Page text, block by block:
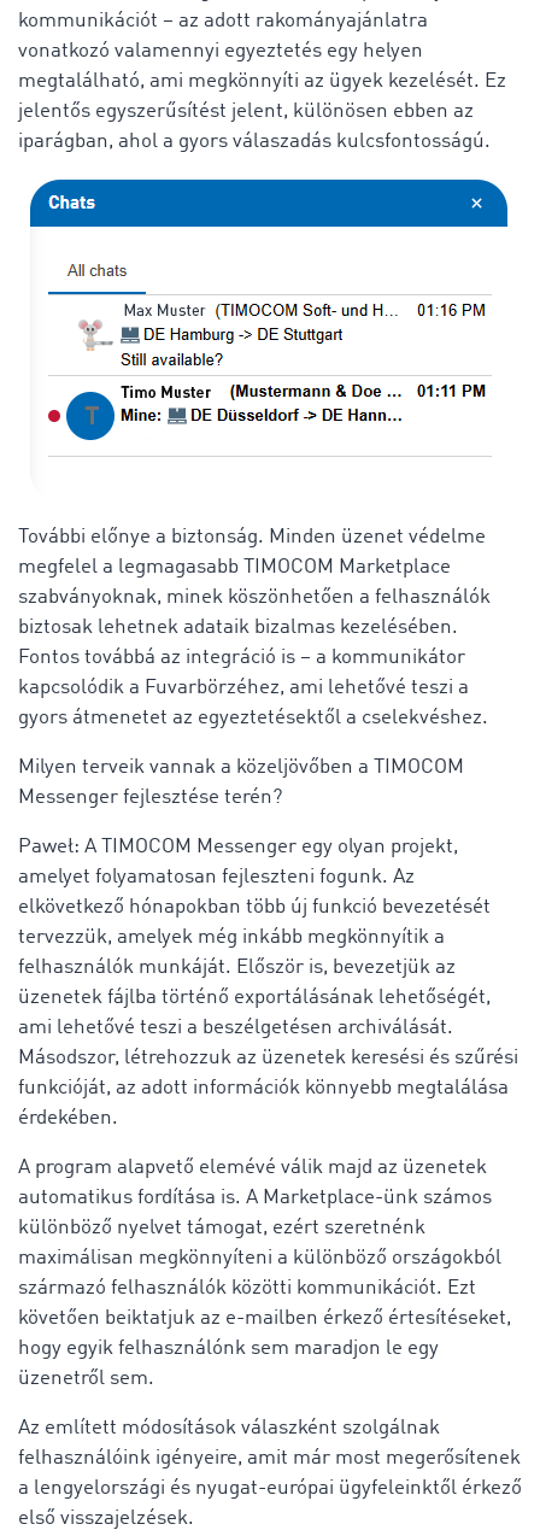
kommunikációt – az adott rakományajánlatra
vonatkozó valamennyi egyeztetés egy helyen
megtalálható, ami megkönnyíti az ügyek kezelését. Ez
jelentős egyszerűsítést jelent, különösen ebben az
iparágban, ahol a gyors válaszadás kulcsfontosságú.
További előnye a biztonság. Minden üzenet védelme
megfelel a legmagasabb TIMOCOM Marketplace
szabványoknak, minek köszönhetően a felhasználók
biztosak lehetnek adataik bizalmas kezelésében.
Fontos továbbá az integráció is – a kommunikátor
kapcsolódik a Fuvarbörzéhez, ami lehetővé teszi a
gyors átmenetet az egyeztetésektől a cselekvéshez.
Milyen terveik vannak a közeljövőben a TIMOCOM
Messenger fejlesztése terén?
Paweł: A TIMOCOM Messenger egy olyan projekt,
amelyet folyamatosan fejleszteni fogunk. Az
elkövetkező hónapokban több új funkció bevezetését
tervezzük, amelyek még inkább megkönnyítik a
felhasználók munkáját. Először is, bevezetjük az
üzenetek fájlba történő exportálásának lehetőségét,
ami lehetővé teszi a beszélgetésen archiválását.
Másodszor, létrehozzuk az üzenetek keresési és szűrési
funkcióját, az adott információk könnyebb megtalálása
érdekében.
A program alapvető elemévé válik majd az üzenetek
automatikus fordítása is. A Marketplace-ünk számos
különböző nyelvet támogat, ezért szeretnénk
maximálisan megkönnyíteni a különböző országokból
származó felhasználók közötti kommunikációt. Ezt
követően beiktatjuk az e-mailben érkező értesítéseket,
hogy egyik felhasználónk sem maradjon le egy
üzenetről sem.
Az említett módosítások válaszként szolgálnak
felhasználóink igényeire, amit már most megerősítenek
a lengyelországi és nyugat-európai ügyfeleinktől érkező
első visszajelzések.